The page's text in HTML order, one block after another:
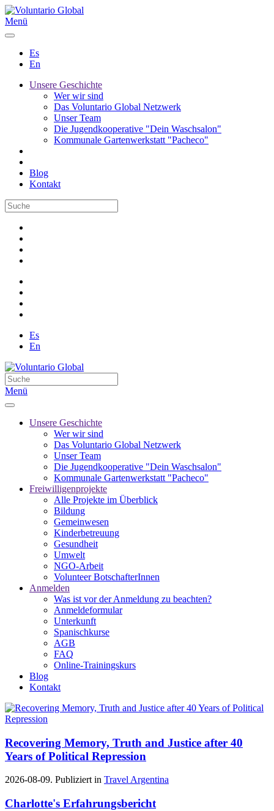
Menü
Es
En
Unsere Geschichte
Wer wir sind
Das Voluntario Global Netzwerk
Unser Team
Die Jugendkooperative "Dein Waschsalon"
Kommunale Gartenwerkstatt "Pacheco"
Blog
Kontakt
Es
En
Menü
Unsere Geschichte
Wer wir sind
Das Voluntario Global Netzwerk
Unser Team
Die Jugendkooperative "Dein Waschsalon"
Kommunale Gartenwerkstatt "Pacheco"
Freiwilligenprojekte
Alle Projekte im Überblick
Bildung
Gemeinwesen
Kinderbetreuung
Gesundheit
Umwelt
NGO-Arbeit
Volunteer BotschafterInnen
Anmelden
Was ist vor der Anmeldung zu beachten?
Anmeldeformular
Unterkunft
Spanischkurse
AGB
FAQ
Online-Trainingskurs
Blog
Kontakt
Recovering Memory, Truth and Justice after 40
Years of Political Repression
2026-08-09. Publiziert in Travel Argentina
Charlotte's Erfahrungsbericht